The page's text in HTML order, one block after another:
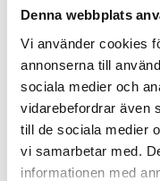
Denna webbplats
Vi använder cookies
annonserna till
sociala medier och
vidarebefordrar även
till de sociala medier
vi samarbetar med.
informationen med
4 juni 2026
att